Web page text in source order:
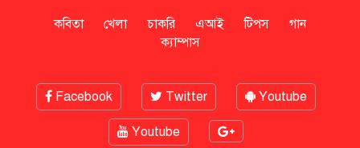
এনসিপি
সাহাবুদ্দিন
কবিতা খেলা চাকরি এআই টিপস
গান
ক্যাম্পাস
Facebook Twitter Youtube
Youtube